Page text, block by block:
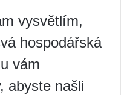
vysvětlím,
hospodářská
vám
abyste našli